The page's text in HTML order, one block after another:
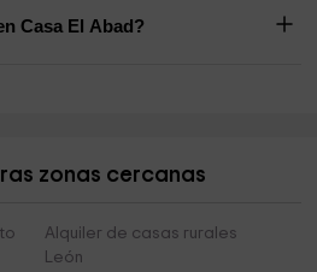
Casa El Abad?
zonas cercanas
Alquiler de casas rurales
León